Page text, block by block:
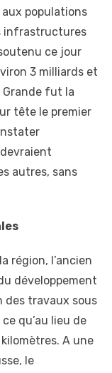
populations
infrastructures
ce jour
3 milliards et
Grande fut la
tête le premier
autres, sans
région, l’ancien
développement
des travaux sous
qu’au lieu de
A une
le